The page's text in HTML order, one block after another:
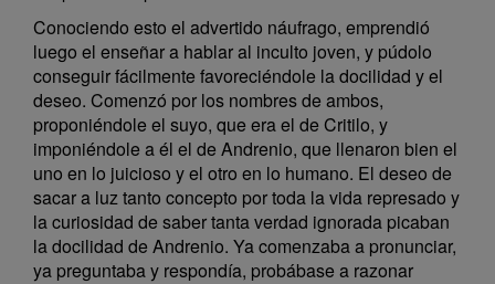
Conociendo esto el advertido náufrago, emprendió
luego el enseñar a hablar al inculto joven, y púdolo
conseguir fácilmente favoreciéndole la docilidad y el
deseo. Comenzó por los nombres de ambos,
proponiéndole el suyo, que era el de Critilo, y
imponiéndole a él el de Andrenio, que llenaron bien el
uno en lo juicioso y el otro en lo humano. El deseo de
sacar a luz tanto concepto por toda la vida represado y
la curiosidad de saber tanta verdad ignorada picaban
la docilidad de Andrenio. Ya comenzaba a pronunciar,
ya preguntaba y respondía, probábase a razonar